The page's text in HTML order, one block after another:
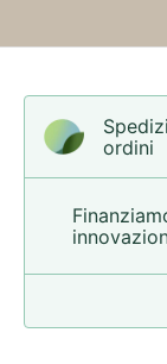
ordini